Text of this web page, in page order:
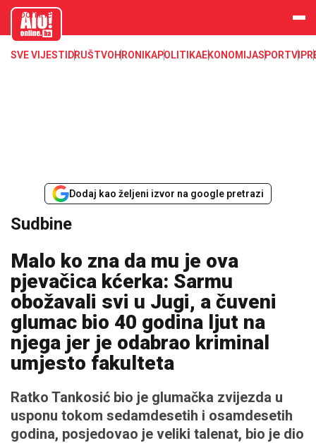
aloonline.b
SVE VIJESTI DRUŠTVOHRONIKAPOLITIKAEKONOMIJASPORTVIP
Dodaj kao željeni izvor na google pretrazi
Sudbine
Malo ko zna da mu je ova
pjevačica kćerka: Sarmu
obožavali svi u Jugi, a čuveni
glumac bio 40 godina ljut na
njega jer je odabrao kriminal
umjesto fakulteta
Ratko Tankosić bio je glumačka zvijezda u
usponu tokom sedamdesetih i osamdesetih
godina, posjedovao je veliki talenat, bio je dio